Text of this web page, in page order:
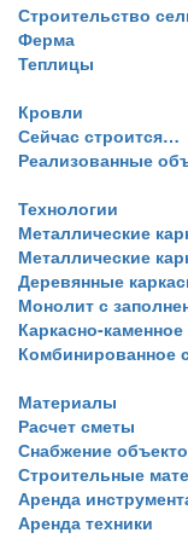
Строительство
Ферма
Теплицы
Кровли
Сейчас строится…
Реализованные
Технологии
Металлические
Металлические
Деревянные
Монолит с
Каркасно-
Комбинированное
Материалы
Расчет сметы
Снабжение
Строительные
Аренда
Аренда техники